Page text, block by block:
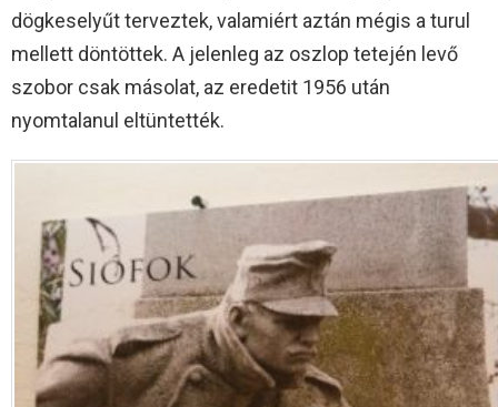
dögkeselyűt terveztek, valamiért aztán mégis a turul
mellett döntöttek. A jelenleg az oszlop tetején levő
szobor csak másolat, az eredetit 1956 után
nyomtalanul eltüntették.